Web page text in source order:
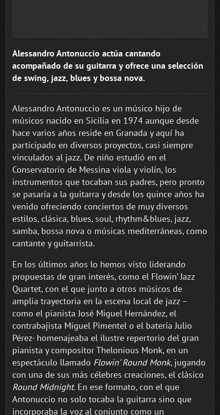
Alessandro Antonuccio actúa cantando
acompañado de su guitarra y ofrece una selección
de swing, jazz, blues y bossa nova.
Alessandro Antonuccio es un músico hijo de
músicos nacido en Sicilia en 1974 aunque desde
hace varios años reside en Granada y aquí ha
participado en diversos proyectos, casi siempre
vinculados al jazz. De niño estudió en el
Conservatorio de Messina viola y violín, los
instrumentos que tocaban sus padres, pero pronto
se pasaría a la guitarra y desde los quince años ha
venido ofreciendo conciertos de muy diversos
estilos, clásica, blues, soul, rhythm&blues, jazz,
samba, bossa nova o músicas mediterráneas, como
cantante y guitarrista.
En los últimos años lo hemos visto liderando
propuestas de gran interés, como el Flowin’ Jazz
Quartet, con el que junto a otros músicos de
amplia trayectoria en la escena local de jazz –
como el pianista José Miguel Hernández, el
contrabajista Miguel Pimentel o el batería Julio
Pérez- homenajeaba el ilustre repertorio del gran
pianista y compositor Thelonious Monk, en un
espectáculo llamado Flowin’ Round Monk, jugando
con una de sus más célebres creaciones, el clásico
Round Midnight. En ese formato, con el que
Antonuccio no solo tocaba la guitarra sino que
incorporaba la voz al conjunto como un